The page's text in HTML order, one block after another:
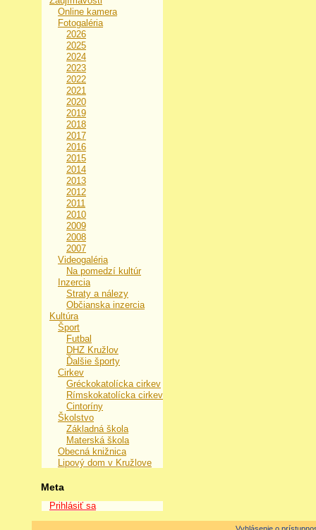
Online kamera
Fotogaléria
2026
2025
2024
2023
2022
2021
2020
2019
2018
2017
2016
2015
2014
2013
2012
2011
2010
2009
2008
2007
Videogaléria
Na pomedzí kultúr
Inzercia
Straty a nálezy
Občianska inzercia
Kultúra
Šport
Futbal
DHZ Kružlov
Ďalšie športy
Cirkev
Gréckokatolícka cirkev
Rímskokatolícka cirkev
Cintoríny
Školstvo
Základná škola
Materská škola
Obecná knižnica
Lipový dom v Kružlove
Meta
Prihlásiť sa